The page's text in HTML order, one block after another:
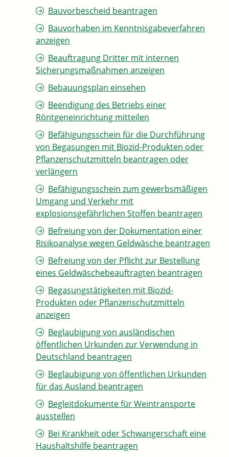
Bauvorbescheid beantragen
Bauvorhaben im Kenntnisgabeverfahren
anzeigen
Beauftragung Dritter mit internen
Sicherungsmaßnahmen anzeigen
Bebauungsplan einsehen
Beendigung des Betriebs einer
Röntgeneinrichtung mitteilen
Befähigungsschein für die Durchführung
von Begasungen mit Biozid-Produkten oder
Pflanzenschutzmitteln beantragen oder
verlängern
Befähigungsschein zum gewerbsmäßigen
Umgang und Verkehr mit
explosionsgefährlichen Stoffen beantragen
Befreiung von der Dokumentation einer
Risikoanalyse wegen Geldwäsche beantragen
Befreiung von der Pflicht zur Bestellung
eines Geldwäschebeauftragten beantragen
Begasungstätigkeiten mit Biozid-
Produkten oder Pflanzenschutzmitteln
anzeigen
Beglaubigung von ausländischen
öffentlichen Urkunden zur Verwendung in
Deutschland beantragen
Beglaubigung von öffentlichen Urkunden
für das Ausland beantragen
Begleitdokumente für Weintransporte
ausstellen
Bei Krankheit oder Schwangerschaft eine
Haushaltshilfe beantragen